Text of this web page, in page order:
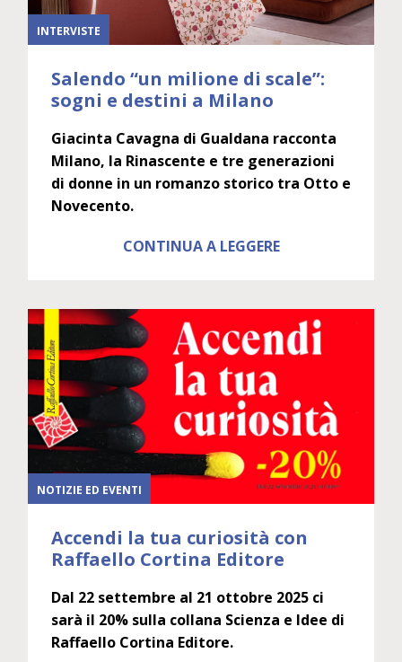
INTERVISTE
Salendo “un milione di scale”:
sogni e destini a Milano
Giacinta Cavagna di Gualdana racconta
Milano, la Rinascente e tre generazioni
di donne in un romanzo storico tra Otto e
Novecento.
CONTINUA A LEGGERE
NOTIZIE ED EVENTI
Accendi la tua curiosità con
Raffaello Cortina Editore
Dal 22 settembre al 21 ottobre 2025 ci
sarà il 20% sulla collana Scienza e Idee di
Raffaello Cortina Editore.